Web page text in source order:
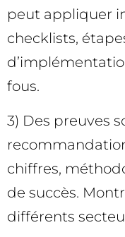
peut appliquer
checklists,
fous.
3) Des preuves
chiffres,
de succès.
différents